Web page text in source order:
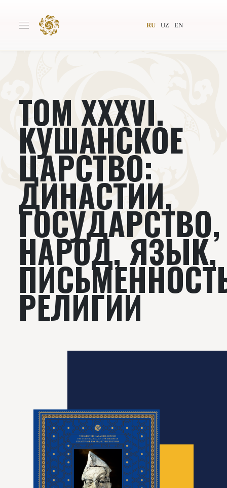
RU UZ EN
Всемирное общество
Издательство Новости
Проекты Подкасты
Книги Видеолекторий
ТОМ XXXVI.
КУШАНСКОЕ
ЦАРСТВО:
ДИНАСТИИ,
ГОСУДАРСТВО,
НАРОД, ЯЗЫК,
РЕЛИГИИ